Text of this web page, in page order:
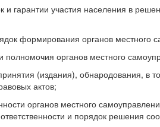
гарантии участия населения в
формирования органов местного
полномочия органов местного
(издания), обнародования, в
актов;
органов местного
и порядок решения